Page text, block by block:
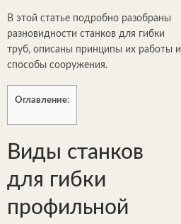
В этой статье подробно разобраны
разновидности станков для гибки
труб, описаны принципы их работы и
способы сооружения.
Оглавление:
Виды станков
для гибки
профильной